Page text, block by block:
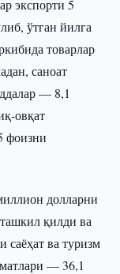
экспорти 5
ўтган йилга
товарлар
саноат
— 8,1
овқат
фоизни
долларни
қилди ва
саёҳат ва туризм
— 36,1